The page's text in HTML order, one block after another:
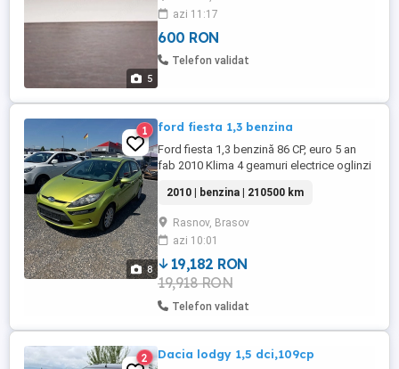
5
PS4 Slim 500GB - 1 controller DualShock
4 original + cablu încărcare - Cablu HDMI +
cablu alimentare - FIFA 23 disc - Slime
Rancher disc Preț: 600 lei preț fix
azi 11:17
600 RON
Telefon validat
8
1 ford fiesta 1,3 benzina
Ford fiesta 1,3 benzină 86 CP, euro 5 an
fab 2010 Klima 4 geamuri electrice oglinzi
interior foarte curat fără rugină sau
zgârieturi distribuție schimbată roti de
vară si iarna
2010 | benzina | 210500 km
Rasnov, Brasov
azi 10:01
19,182 RON
19,918 RON
Telefon validat
2 Dacia lodgy 1,5 dci,109cp